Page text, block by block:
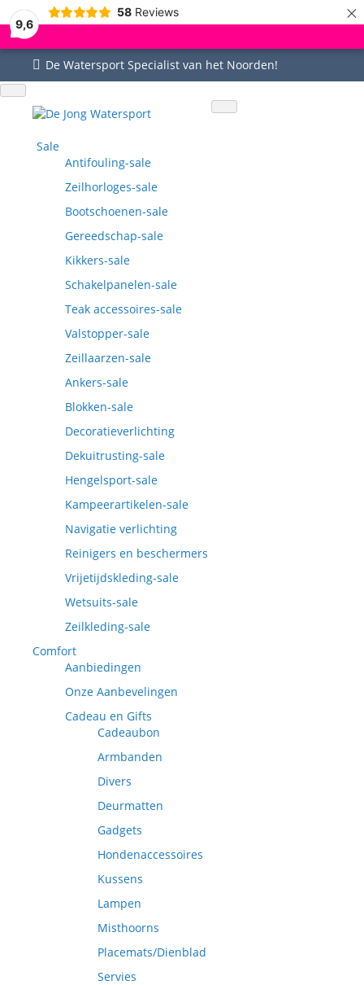
9,6
58 Reviews ×
De Watersport Specialist van het Noorden!
Uitstekende service
Sale
Antifouling-sale
Zeilhorloges-sale
Bootschoenen-sale
Gereedschap-sale
Kikkers-sale
Schakelpanelen-sale
Teak accessoires-sale
Valstopper-sale
Zeillaarzen-sale
Ankers-sale
Blokken-sale
Decoratieverlichting
Dekuitrusting-sale
Hengelsport-sale
Kampeerartikelen-sale
Navigatie verlichting
Reinigers en beschermers
Vrijetijdskleding-sale
Wetsuits-sale
Zeilkleding-sale
Comfort
Aanbiedingen
Onze Aanbevelingen
Cadeau en Gifts
Cadeaubon
Armbanden
Divers
Deurmatten
Gadgets
Hondenaccessoires
Kussens
Lampen
Misthoorns
Placemats/Dienblad
Servies